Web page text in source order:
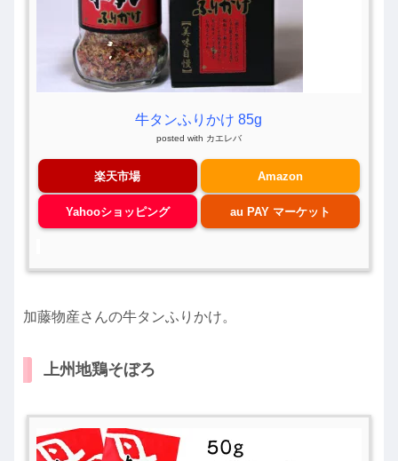
牛タンふりかけ 85g
posted with カエレバ
楽天市場 Amazon
Yahooショッピング au PAY マーケット
加藤物産さんの牛タンふりかけ。
上州地鶏そぼろ